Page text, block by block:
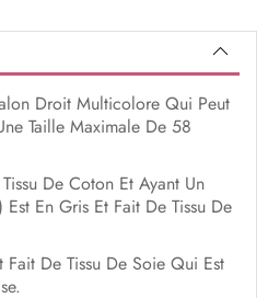
Droit Multicolore Qui Peut
Taille Maximale De 58
De Coton Et Ayant Un
En Gris Et Fait De Tissu De
De Tissu De Soie Qui Est